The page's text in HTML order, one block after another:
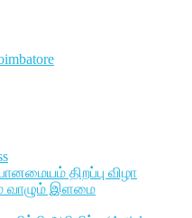
திறப்பு விழா
வாழும் இளமை